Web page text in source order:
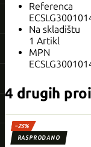
Referenca
Na skladištu
1 Artikl
MPN
4 drugih
−25%
RASPRODANO